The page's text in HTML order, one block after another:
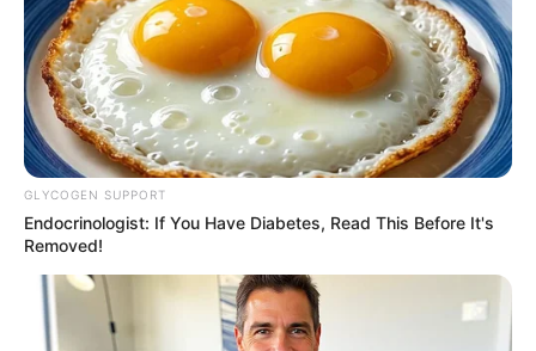
GLYCOGEN SUPPORT
Endocrinologist: If You Have Diabetes, Read This Before It's
Removed!